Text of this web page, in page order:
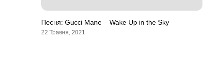
Песня: Gucci Mane – Wake Up in the Sky
22 Травня, 2021